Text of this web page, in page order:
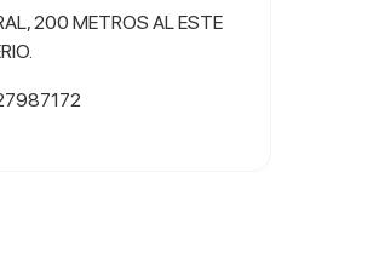
200 METROS AL ESTE